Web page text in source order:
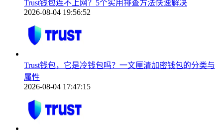
Trust钱包连不上网？5个实用排查方法快速解决
2026-08-04 19:56:52
Trust钱包，它是冷钱包吗？一文厘清加密钱包的分类与
属性
2026-08-04 17:47:15